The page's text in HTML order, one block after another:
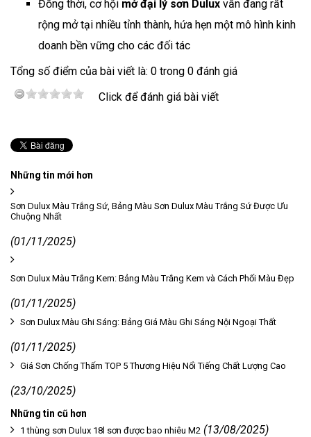
Đồng thời, cơ hội mở đại lý sơn Dulux vẫn đang rất
rộng mở tại nhiều tỉnh thành, hứa hẹn một mô hình kinh
doanh bền vững cho các đối tác
Tổng số điểm của bài viết là: 0 trong 0 đánh giá
Click để đánh giá bài viết
Những tin mới hơn
Sơn Dulux Màu Trắng Sứ, Bảng Màu Sơn Dulux Màu Trắng Sứ Được Ưu
Chuộng Nhất
(01/11/2025)
Sơn Dulux Màu Trắng Kem: Bảng Màu Trắng Kem và Cách Phối Màu Đẹp
(01/11/2025)
Sơn Dulux Màu Ghi Sáng: Bảng Giá Màu Ghi Sáng Nội Ngoại Thất
(01/11/2025)
Giá Sơn Chống Thấm TOP 5 Thương Hiệu Nổi Tiếng Chất Lượng Cao
(23/10/2025)
Những tin cũ hơn
1 thùng sơn Dulux 18l sơn được bao nhiêu M2 (13/08/2025)